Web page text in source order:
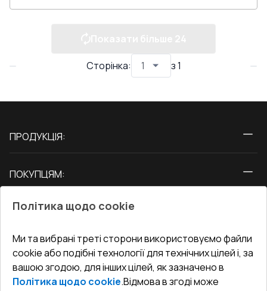
Сторінка: з1
ПРОДУКЦІЯ:
Двері
ПОКУПЦЯМ:
Блог
Адреса гіпермаркета
Як правильно заміряти вікна
СЕРВІС ТА ОБЛУГОВУВАННЯ:
Доставка і Оплата
Гарантія та Сервіс
Повернення товару
КОНТАКТИ
Офіс:Україна, м. Вінниця, вул. Келецька 60 кв. 61
Політика щодо cookie
Ми та вибрані треті сторони використовуємо файли
cookie або подібні технології для технічних цілей і, за
вашою згодою, для інших цілей, як зазначено в
Політика щодо cookie.Відмова в згоді може